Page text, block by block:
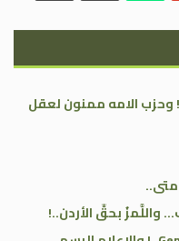
وحزب الامه ممنون لعقل
متى..
واللَّمزُ بحقِّ الأردن..!